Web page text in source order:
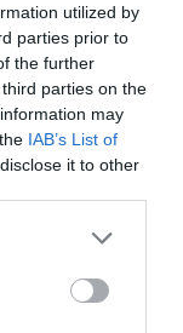
utilized by
parties prior to
the further
parties on the
may
IAB’s List of
it to other
els horaris
| Cedida
(FGC) i
d'una
les 16 a les